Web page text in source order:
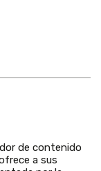
de contenido
a sus